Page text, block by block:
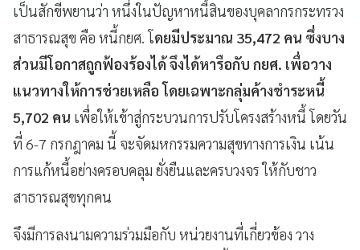
เป็นสักขีพยานว่า หนึ่งในปัญหาหนี้สินของบุคลากรกระทรวง
สาธารณสุข คือ หนี้กยศ. โดยมีประมาณ 35,472 คน ซึ่งบาง
ส่วนมีโอกาสถูกฟ้องร้องได้ จึงได้หารือกับ กยศ. เพื่อวาง
แนวทางให้การช่วยเหลือ โดยเฉพาะกลุ่มค้างชำระหนี้
5,702 คน เพื่อให้เข้าสู่กระบวนการปรับโครงสร้างหนี้ โดยวัน
ที่ 6-7 กรกฎาคม นี้ จะจัดมหกรรมความสุขทางการเงิน เน้น
การแก้หนี้อย่างครอบคลุม ยั่งยืนและครบวงจร ให้กับชาว
สาธารณสุขทุกคน
จึงมีการลงนามความร่วมมือกับ หน่วยงานที่เกี่ยวข้อง วาง